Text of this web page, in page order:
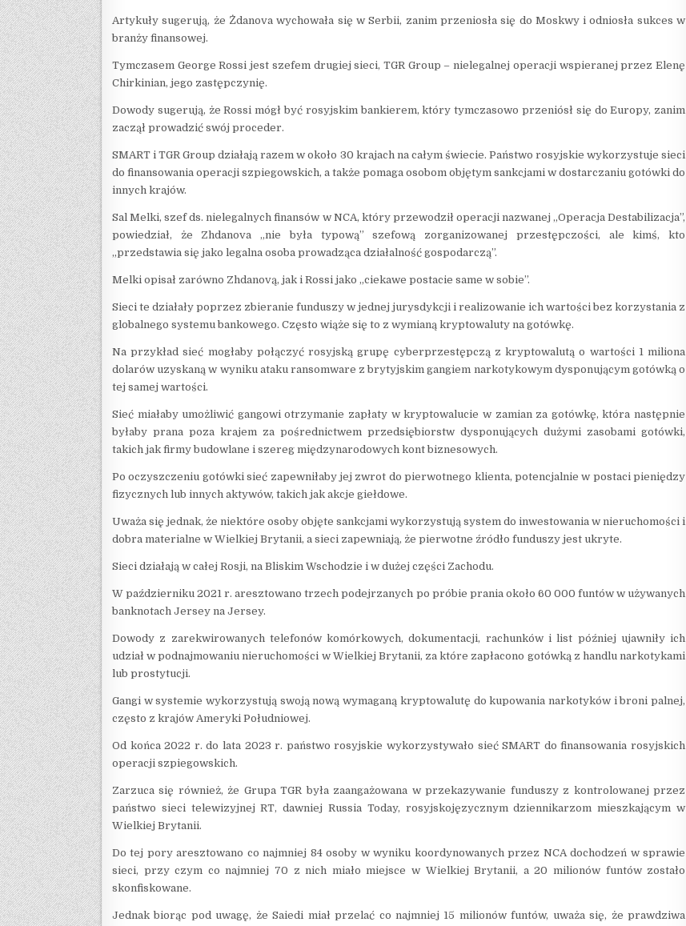
Artykuły sugerują, że Żdanova wychowała się w Serbii, zanim przeniosła się do Moskwy i odniosła sukces w
branży finansowej.
Tymczasem George Rossi jest szefem drugiej sieci, TGR Group – nielegalnej operacji wspieranej przez Elenę
Chirkinian, jego zastępczynię.
Dowody sugerują, że Rossi mógł być rosyjskim bankierem, który tymczasowo przeniósł się do Europy, zanim
zaczął prowadzić swój proceder.
SMART i TGR Group działają razem w około 30 krajach na całym świecie. Państwo rosyjskie wykorzystuje sieci
do finansowania operacji szpiegowskich, a także pomaga osobom objętym sankcjami w dostarczaniu gotówki do
innych krajów.
Sal Melki, szef ds. nielegalnych finansów w NCA, który przewodził operacji nazwanej „Operacja Destabilizacja”,
powiedział, że Zhdanova „nie była typową” szefową zorganizowanej przestępczości, ale kimś, kto
„przedstawia się jako legalna osoba prowadząca działalność gospodarczą”.
Melki opisał zarówno Zhdanovą, jak i Rossi jako „ciekawe postacie same w sobie”.
Sieci te działały poprzez zbieranie funduszy w jednej jurysdykcji i realizowanie ich wartości bez korzystania z
globalnego systemu bankowego. Często wiąże się to z wymianą kryptowaluty na gotówkę.
Na przykład sieć mogłaby połączyć rosyjską grupę cyberprzestępczą z kryptowalutą o wartości 1 miliona
dolarów uzyskaną w wyniku ataku ransomware z brytyjskim gangiem narkotykowym dysponującym gotówką o
tej samej wartości.
Sieć miałaby umożliwić gangowi otrzymanie zapłaty w kryptowalucie w zamian za gotówkę, która następnie
byłaby prana poza krajem za pośrednictwem przedsiębiorstw dysponujących dużymi zasobami gotówki,
takich jak firmy budowlane i szereg międzynarodowych kont biznesowych.
Po oczyszczeniu gotówki sieć zapewniłaby jej zwrot do pierwotnego klienta, potencjalnie w postaci pieniędzy
fizycznych lub innych aktywów, takich jak akcje giełdowe.
Uważa się jednak, że niektóre osoby objęte sankcjami wykorzystują system do inwestowania w nieruchomości i
dobra materialne w Wielkiej Brytanii, a sieci zapewniają, że pierwotne źródło funduszy jest ukryte.
Sieci działają w całej Rosji, na Bliskim Wschodzie i w dużej części Zachodu.
W październiku 2021 r. aresztowano trzech podejrzanych po próbie prania około 60 000 funtów w używanych
banknotach Jersey na Jersey.
Dowody z zarekwirowanych telefonów komórkowych, dokumentacji, rachunków i list później ujawniły ich
udział w podnajmowaniu nieruchomości w Wielkiej Brytanii, za które zapłacono gotówką z handlu narkotykami
lub prostytucji.
Gangi w systemie wykorzystują swoją nową wymaganą kryptowalutę do kupowania narkotyków i broni palnej,
często z krajów Ameryki Południowej.
Od końca 2022 r. do lata 2023 r. państwo rosyjskie wykorzystywało sieć SMART do finansowania rosyjskich
operacji szpiegowskich.
Zarzuca się również, że Grupa TGR była zaangażowana w przekazywanie funduszy z kontrolowanej przez
państwo sieci telewizyjnej RT, dawniej Russia Today, rosyjskojęzycznym dziennikarzom mieszkającym w
Wielkiej Brytanii.
Do tej pory aresztowano co najmniej 84 osoby w wyniku koordynowanych przez NCA dochodzeń w sprawie
sieci, przy czym co najmniej 70 z nich miało miejsce w Wielkiej Brytanii, a 20 milionów funtów zostało
skonfiskowane.
Jednak biorąc pod uwagę, że Saiedi miał przelać co najmniej 15 milionów funtów, uważa się, że prawdziwa